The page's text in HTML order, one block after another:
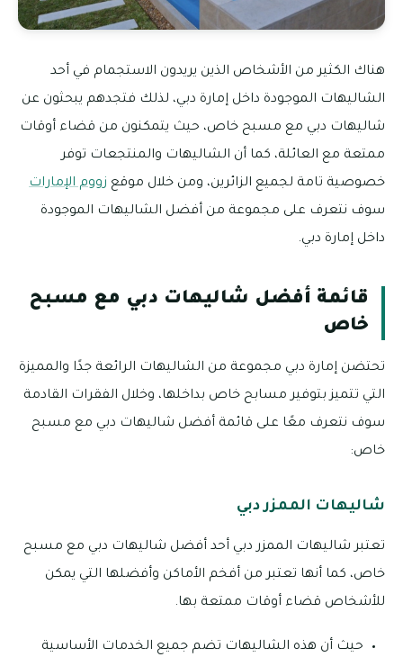
هناك الكثير من الأشخاص الذين يريدون الاستجمام في أحد
الشاليهات الموجودة داخل إمارة دبي، لذلك فتجدهم يبحثون عن
شاليهات دبي مع مسبح خاص، حيث يتمكنون من قضاء أوقات
ممتعة مع العائلة، كما أن الشاليهات والمنتجعات توفر
خصوصية تامة لجميع الزائرين، ومن خلال موقع زووم الإمارات
سوف نتعرف على مجموعة من أفضل الشاليهات الموجودة
داخل إمارة دبي.
قائمة أفضل شاليهات دبي مع مسبح
خاص
تحتضن إمارة دبي مجموعة من الشاليهات الرائعة جدًا والمميزة
التي تتميز بتوفير مسابح خاص بداخلها، وخلال الفقرات القادمة
سوف نتعرف معًا على قائمة أفضل شاليهات دبي مع مسبح
خاص:
شاليهات الممزر دبي
تعتبر شاليهات الممزر دبي أحد أفضل شاليهات دبي مع مسبح
خاص، كما أنها تعتبر من أفخم الأماكن وأفضلها التي يمكن
للأشخاص قضاء أوقات ممتعة بها.
حيث أن هذه الشاليهات تضم جميع الخدمات الأساسية